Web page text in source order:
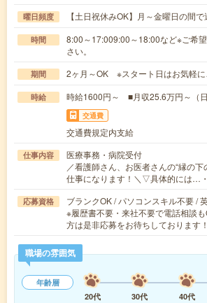
曜日頻度 【土日祝休みOK】月～金曜日の間
時間
8:00～17:009:00～18:00など※ご希
さい。
期間 2ヶ月～OK ※スタート日はお気軽に
時給 時給1600円～ ■月収25.6万円～（
交通費
交通費規定内支給
仕事内容
医療事務・病院受付
／看護師さん、お医者さんの“縁の
仕事になります！＼▽具体的には…
応募資格
ブランクOK / パソコンスキル不要 /
※履歴書不要・来社不要で電話相談
方は是非応募をお待ちしております
職場の雰囲気
年齢層
20代
30代 40代